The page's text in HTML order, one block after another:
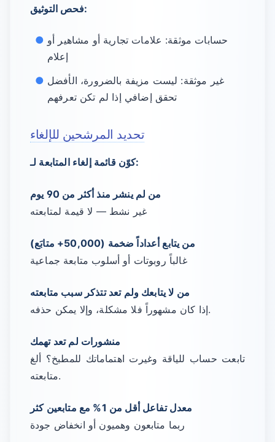
فحص التوثيق:
حسابات موثقة: علامات تجارية أو مشاهير أو
إعلام
غير موثقة: ليست مزيفة بالضرورة، الأفضل
تحقق إضافي إذا لم تكن تعرفهم
تحديد المرشحين للإلغاء
كوّن قائمة إلغاء المتابعة لـ:
من لم ينشر منذ أكثر من 90 يوم
غير نشط — لا قيمة لمتابعته
من يتابع أعداداً ضخمة (50,000+ متابَع)
غالباً روبوتات أو أسلوب متابعة جماعية
من لا يتابعك ولم تعد تتذكر سبب متابعته
إذا كان مشهوراً فلا مشكلة، وإلا يمكن حذفه.
منشورات لم تعد تهمك
تابعت حساب للياقة وغيرت اهتماماتك للمطبخ؟ ألغ
متابعته.
معدل تفاعل أقل من 1% مع متابعين كثر
ربما متابعون وهميون أو انخفاض جودة